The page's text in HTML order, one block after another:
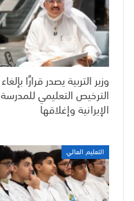
وزير التربية يصدر قرارًا بإلغاء
الترخيص التعليمي للمدرسة
الإيرانية وإغلاقها
التعليم العالي